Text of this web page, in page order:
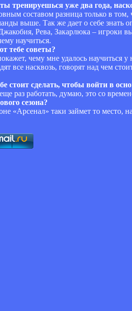
тренируешься уже два года,
составом разница только в
выше. Так же дает о себе
Рева, Закарлюка – игроки
научиться.
тебе советы?
чему мне удалось научиться
все насквозь, говорят над чем
стоит сделать, чтобы войти в
раз работать, думаю, это со
сезона?
«Арсенал» таки займет то место,